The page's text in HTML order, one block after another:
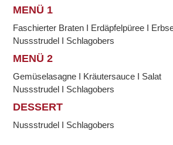
MENÜ 1
Faschierter Braten I Erdäpfelpüree I
Nussstrudel I Schlagobers
MENÜ 2
Gemüselasagne I Kräutersauce I Salat
Nussstrudel I Schlagobers
DESSERT
Nussstrudel I Schlagobers